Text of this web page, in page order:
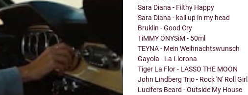
Sara Diana - Filthy Happy
Sara Diana - kall up in my head
Bruklin - Good Cry
TiMMY ONYSiM - 50ml
TEYNA - Mein Weihnachtswunsch
Gayola - La Llorona
Tiger La Flor - LASSO THE MOON
John Lindberg Trio - Rock 'N' Roll Girl
Lucifers Beard - Outside My House